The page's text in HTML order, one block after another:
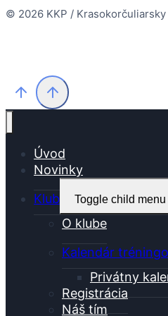
© 2026 KKP /
Úvod
Novinky
Klub
Toggle child menu
O klube
Kalendár
Privátny
Registrácia
Náš tím